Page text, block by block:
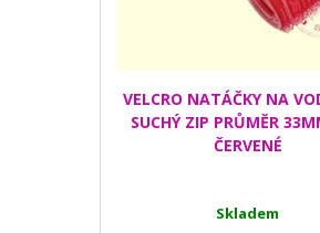
VELCRO NATÁČKY NA
SUCHÝ ZIP PRŮMĚR
ČERVENÉ
Skladem